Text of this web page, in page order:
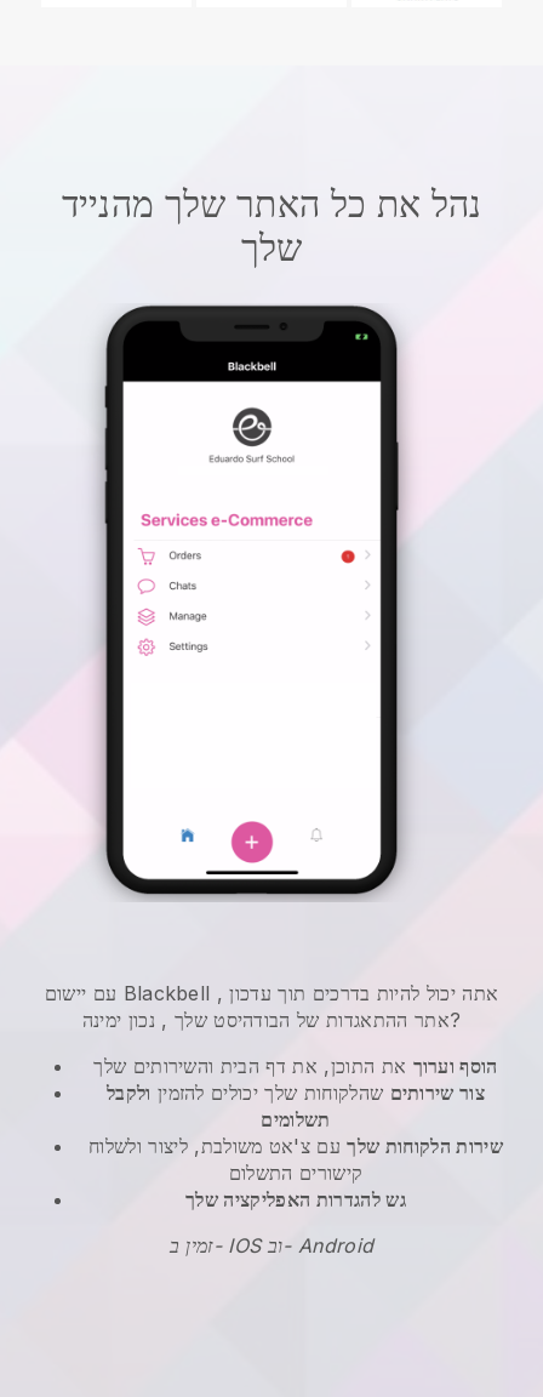
נהל את כל האתר שלך מהנייד
שלך
Blackbell ,אתה יכול להיות בדרכים תוך עדכון
אתר ההתאגדות של הבודהיסט שלך, נכון ימינה?
הוסף וערוך את התוכן, את דף הבית והשירותים שלך
צור שירותים שהלקוחות שלך יכולים להזמין ולקבל
תשלומים
שירות הלקוחות שלךעם צ'אט משולבת, ליצור ולשלוח
קישורים התשלום
גש להגדרות האפליקציה שלך
זמין ב- IOS וב- Android